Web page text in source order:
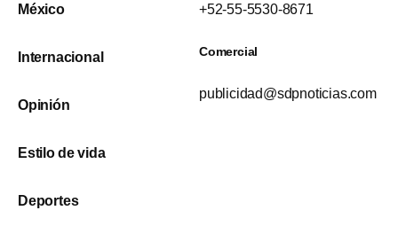
México
Internacional
Opinión
Estilo de vida
Deportes
+52-55-5530-8671
Comercial
publicidad@sdpnoticias.com